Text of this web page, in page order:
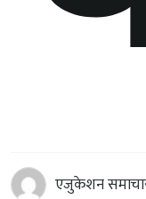
एजुकेशन